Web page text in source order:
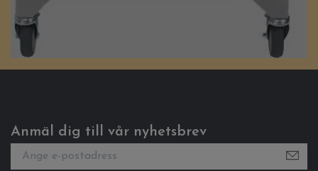
Anmäl dig till vår nyhetsbrev